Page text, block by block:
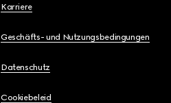
Karriere
Geschäfts- und Nutzungsbedingungen
Datenschutz
Cookiebeleid